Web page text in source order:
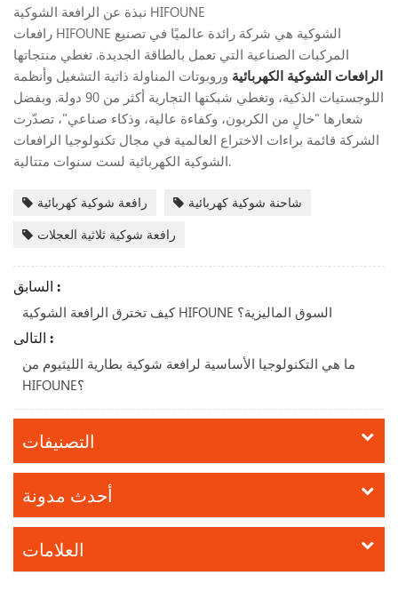
نبذة عن الرافعة الشوكية HIFOUNE
رافعات HIFOUNE الشوكية هي شركة رائدة عالميًا في تصنيع
المركبات الصناعية التي تعمل بالطاقة الجديدة. تغطي منتجاتها
الرافعات الشوكية الكهربائية وروبوتات المناولة ذاتية التشغيل وأنظمة
اللوجستيات الذكية، وتغطي شبكتها التجارية أكثر من 90 دولة. وبفضل
شعارها "خالٍ من الكربون، وكفاءة عالية، وذكاء صناعي"، تصدّرت
الشركة قائمة براءات الاختراع العالمية في مجال تكنولوجيا الرافعات
الشوكية الكهربائية لست سنوات متتالية.
رافعة شوكية كهربائية
شاحنة شوكية كهربائية
رافعة شوكية ثلاثية العجلات
السابق :
كيف تخترق الرافعة الشوكية HIFOUNE السوق الماليزية؟
التالى :
ما هي التكنولوجيا الأساسية لرافعة شوكية بطارية الليثيوم من
HIFOUNE؟
التصنيفات
أحدث مدونة
العلامات